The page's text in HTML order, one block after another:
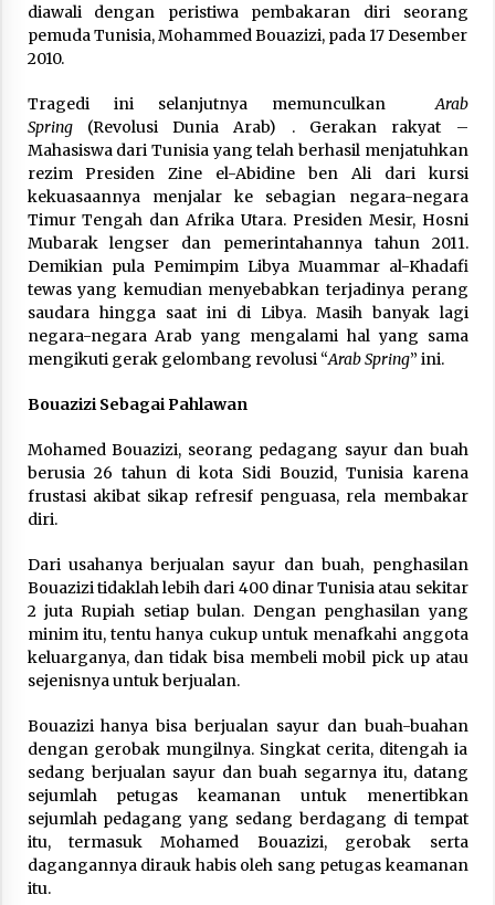
diawali dengan peristiwa pembakaran diri seorang
pemuda Tunisia, Mohammed Bouazizi, pada 17 Desember
2010.
Tragedi ini selanjutnya memunculkan Arab
Spring(Revolusi Dunia Arab) . Gerakan rakyat –
Mahasiswa dari Tunisia yang telah berhasil menjatuhkan
rezim Presiden Zine el-Abidine ben Ali dari kursi
kekuasaannya menjalar ke sebagian negara-negara
Timur Tengah dan Afrika Utara. Presiden Mesir, Hosni
Mubarak lengser dan pemerintahannya tahun 2011.
Demikian pula Pemimpim Libya Muammar al-Khadafi
tewas yang kemudian menyebabkan terjadinya perang
saudara hingga saat ini di Libya. Masih banyak lagi
negara-negara Arab yang mengalami hal yang sama
mengikuti gerak gelombang revolusi “Arab Spring” ini.
Bouazizi Sebagai Pahlawan
Mohamed Bouazizi, seorang pedagang sayur dan buah
berusia 26 tahun di kota Sidi Bouzid, Tunisia karena
frustasi akibat sikap refresif penguasa, rela membakar
diri.
Dari usahanya berjualan sayur dan buah, penghasilan
Bouazizi tidaklah lebih dari 400 dinar Tunisia atau sekitar
2 juta Rupiah setiap bulan. Dengan penghasilan yang
minim itu, tentu hanya cukup untuk menafkahi anggota
keluarganya, dan tidak bisa membeli mobil pick up atau
sejenisnya untuk berjualan.
Bouazizi hanya bisa berjualan sayur dan buah-buahan
dengan gerobak mungilnya. Singkat cerita, ditengah ia
sedang berjualan sayur dan buah segarnya itu, datang
sejumlah petugas keamanan untuk menertibkan
sejumlah pedagang yang sedang berdagang di tempat
itu, termasuk Mohamed Bouazizi, gerobak serta
dagangannya dirauk habis oleh sang petugas keamanan
itu.